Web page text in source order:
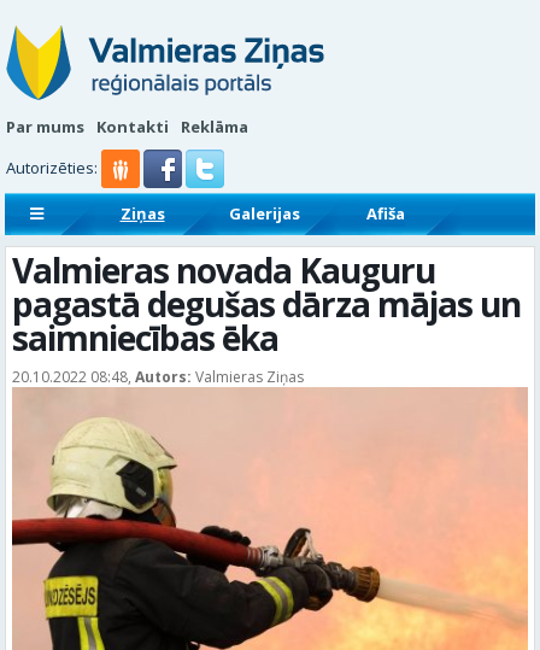
Par mums Kontakti
Reklāma
Autorizēties:
Ziņas Galerijas
Afiša
Sludinājumi
Valmieras novada Kauguru
pagastā degušas dārza mājas un
saimniecības ēka
20.10.2022 08:48, Autors: Valmieras Ziņas